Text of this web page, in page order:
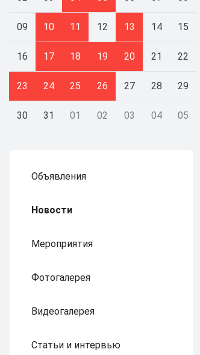
09 10 11 12 13 14 15
16 17 18 19 20 21 22
23 24 25 26 27 28 29
30 31 01 02 03 04 05
Объявления
Новости
Мероприятия
Фотогалерея
Видеогалерея
Статьи и интервью